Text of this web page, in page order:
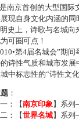
南京首创的大型国际
现自身文化内涵的
史上，诗歌与名城向
可圈可点！
第4届名城会”期
诗性气质和城市发
中标志性的“诗性文
：
：【南京印象】系
：【世界名城】系